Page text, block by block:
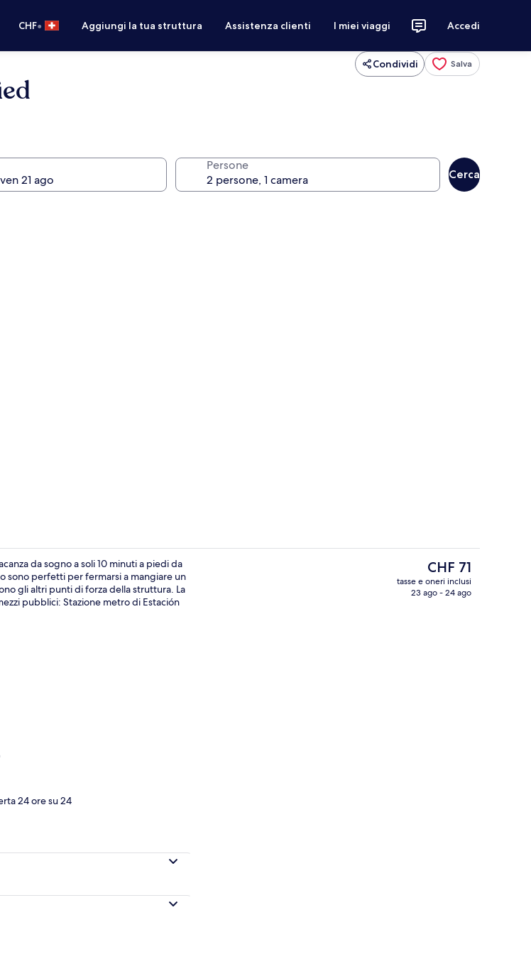
CHF• Aggiungi la tua struttura Assistenza clienti I miei viaggi Accedi
Condividi Salva
Persone
Cerca
Terrazza/patio Terrazza/patio
da sogno a soli 10 minuti a piedi da
sono perfetti per fermarsi a mangiare un
gli altri punti di forza della struttura. La
pubblici: Stazione metro di Estación
24 ore su 24
Il
prezzo
attuale
CHF 71
tasse e oneri inclusi
23 ago - 24 ago